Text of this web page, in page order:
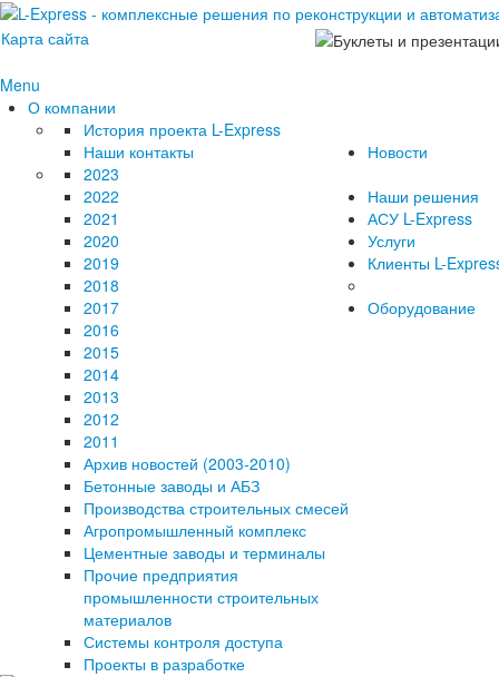
Карта сайта
Menu
О компании
История проекта L-Express
Наши контакты
Новости
2023
2022
2021
2020
2019
2018
2017
2016
2015
2014
2013
2012
2011
Архив новостей (2003-2010)
Наши решения
АСУ L-Express
Услуги
Клиенты L-
Бетонные заводы и АБЗ
Производства строительных смесей
Агропромышленный комплекс
Цементные заводы и терминалы
Прочие предприятия
промышленности строительных
материалов
Системы контроля доступа
Проекты в разработке
Оборудование